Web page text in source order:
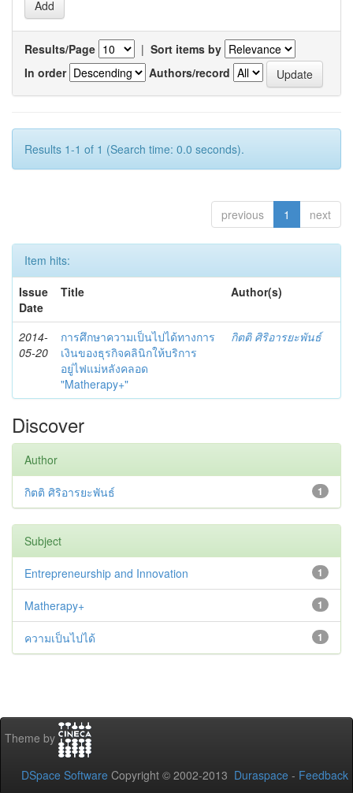
Results/Page | Sort items by
In order
Authors/record
Results 1-1 of 1 (Search time: 0.0 seconds).
previous 1 next
Item hits:
Issue
Date
Title Author(s)
2014-
05-20
การศึกษาความเป็นไปได้ทางการ
เงินของธุรกิจคลินิกให้บริการ
อยู่ไฟแม่หลังคลอด
"Matherapy+"
กิตติ ศิริอารยะพันธ์
Discover
Author
1
กิตติ ศิริอารยะพันธ์
Subject
1
Entrepreneurship and Innovation
1
Matherapy+
1
ความเป็นไปได้
Theme by
DSpace Software Copyright © 2002-2013 Duraspace - Feedback